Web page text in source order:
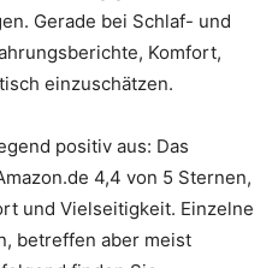
Gerade bei Schlaf- und
Komfort,
einzuschätzen.
positiv aus: Das
4,4 von 5 Sternen,
und Vielseitigkeit. Einzelne
betreffen aber meist